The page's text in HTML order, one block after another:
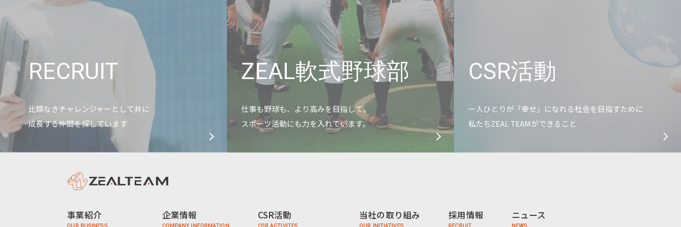
RECRUIT
比類なきチャレンジャーとして共に
成長する仲間を探しています
ZEAL軟式野球部
仕事も野球も、より高みを目指して。
スポーツ活動にも力を入れています。
CSR活動
一人ひとりが「幸せ」になれる社会を目指すために
私たちZEAL TEAMができること
事業紹介 企業情報 CSR活動 当社の取り組み 採用情報 ニュース